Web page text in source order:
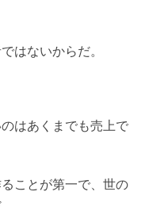
はないからだ。
はあくまでも売上で
ことが第一で、世の